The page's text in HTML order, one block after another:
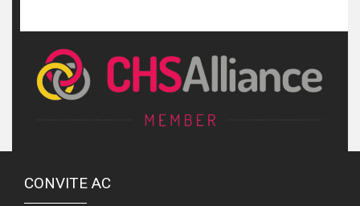
CONVITE AC